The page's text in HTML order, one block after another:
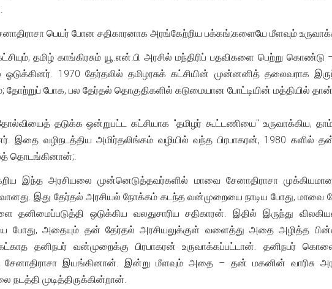
பெயர் போன சதிகாரனாக அரங்கேற்றிய பக்கங்;களையே மீளவும்
தமிழ் காங்கிரசும் யூ.என்.பி அரசில் மந்திரிப் பதவிகளை பெற்று
ஓடுக்கினர். 1970 தேர்தலில் தமிழரசுக் கட்சியின் முன்னனித் தலைவராக
போக, பல தேர்தல் தொகுதிகளில் கடுமையான போட்டியின் மத்தியில் தான்
தடுக்க ஒன்றுபட்ட கட்சியாக "தமிழர் கூட்டணியை" உருவாக்கிய,
வழிநடத்திய அமிர்தலிங்கம் வழியில் வந்த பிரபாகரன், 1980 களில்
தொடங்கினான்;.
இந்த அரசியலை முன்னெடுத்தவர்களில் மாவை சேனாதிராசா
இது தேர்தல் அரசியல் நோக்கம் கடந்த வன்முறையை நாடிய போது, மாவை
தனிமைப்படுத்தி ஒடுக்கிய வலதுசாரிய சதிகாரன். இதில் இருந்து
போது, அதையும் தன் தேர்தல் அரசியலுக்குள் வளைத்து அதை அழித்த
தனிநபர் வன்முறைக்கு பிரபாகரன் உருவாக்கப்பட்டான். தனிநபர்
இயங்கினான். இன்று மீளவும் அதை – தன் மகனின் வாரிசு
முடித்திருக்கின்றான்.